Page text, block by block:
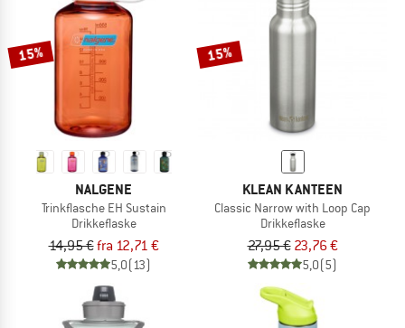
15%
NALGENE
Trinkflasche EH Sustain
Drikkeflaske
14,95 €fra 12,71 €
5,0(13)
15%
KLEAN KANTEEN
Classic Narrow with Loop Cap
Drikkeflaske
27,95 € 23,76 €
5,0(5)